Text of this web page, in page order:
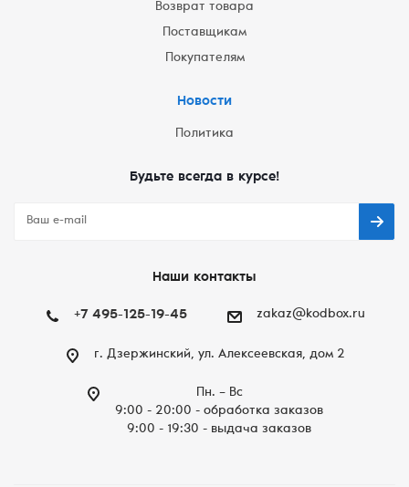
Возврат товара
Поставщикам
Покупателям
Новости
Политика
Будьте всегда в курсе!
Наши контакты
+7 495-125-19-45 zakaz@kodbox.ru
г. Дзержинский, ул. Алексеевская, дом 2
Пн. – Вc
9:00 - 20:00 - обработка заказов
9:00 - 19:30 - выдача заказов